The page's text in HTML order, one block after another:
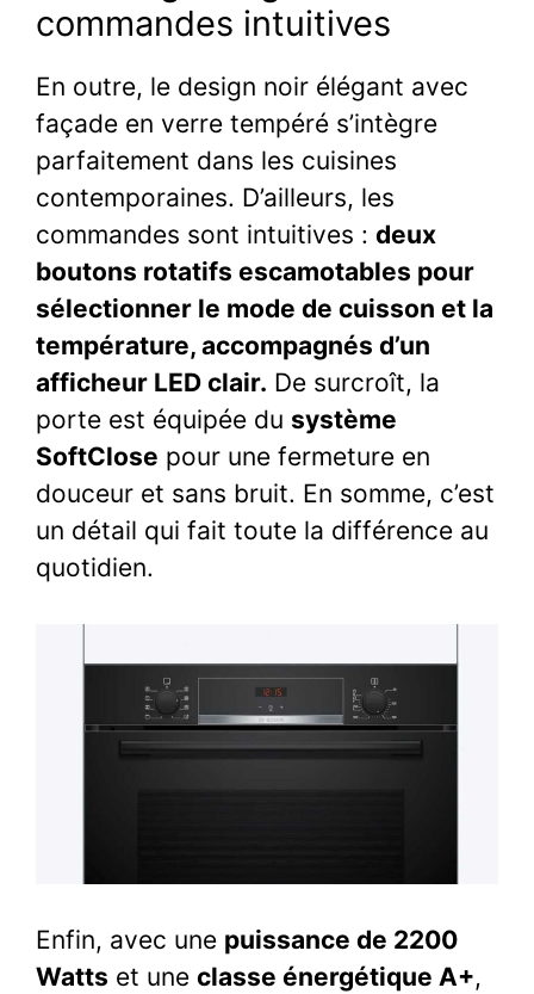
commandes intuitives
En outre, le design noir élégant avec
façade en verre tempéré s’intègre
parfaitement dans les cuisines
contemporaines. D’ailleurs, les
commandes sont intuitives : deux
boutons rotatifs escamotables pour
sélectionner le mode de cuisson et la
température, accompagnés d’un
afficheur LED clair. De surcroît, la
porte est équipée du système
SoftClose pour une fermeture en
douceur et sans bruit. En somme, c’est
un détail qui fait toute la différence au
quotidien.
Enfin, avec une puissance de 2200
Watts et une classe énergétique A+,